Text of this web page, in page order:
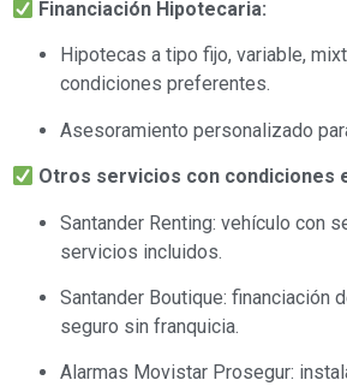
Financiación Hipotecaria:
Hipotecas a tipo fijo, variable,
condiciones preferentes.
Asesoramiento personalizado
Otros servicios con condiciones
Santander Renting: vehículo con
servicios incluidos.
Santander Boutique: financiación
seguro sin franquicia.
Alarmas Movistar Prosegur: